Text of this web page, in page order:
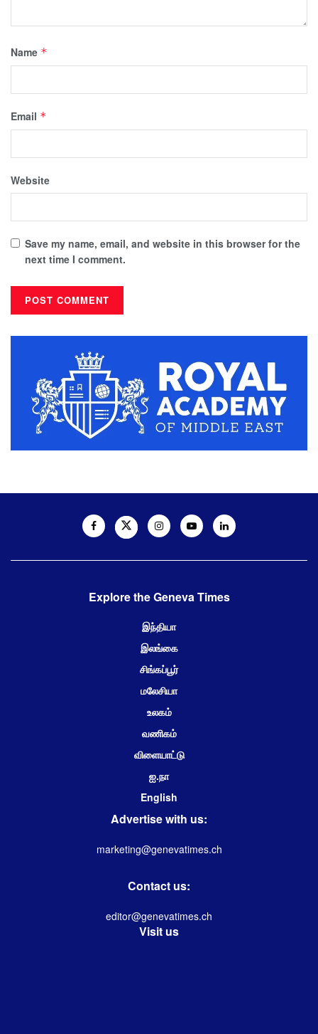
Name *
Email *
Website
Save my name, email, and website in this browser for the
next time I comment.
Explore the Geneva Times
இந்தியா
இலங்கை
சிங்கப்பூர்
மலேசியா
உலகம்
வணிகம்
விளையாட்டு
ஐ.நா
English
Advertise with us:
marketing@genevatimes.ch
Contact us:
editor@genevatimes.ch
Visit us